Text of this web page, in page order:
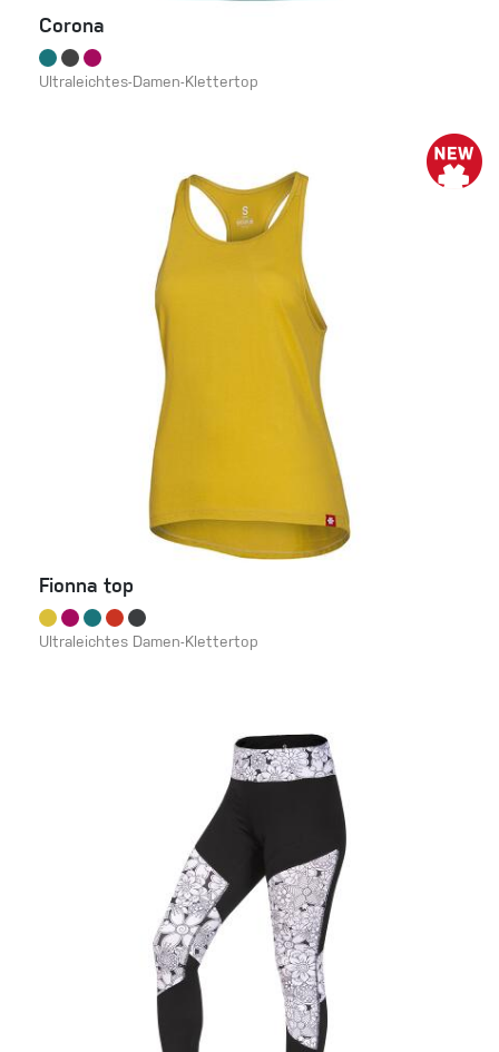
Corona
Ultraleichtes-Damen-Klettertop
Fionna top
Ultraleichtes Damen-Klettertop